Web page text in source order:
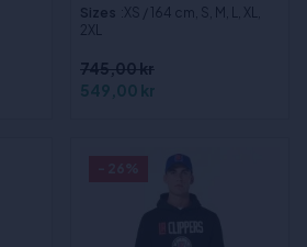
Sizes :XS / 164 cm, S, M, L, XL,
2XL
745,00 kr
549,00 kr